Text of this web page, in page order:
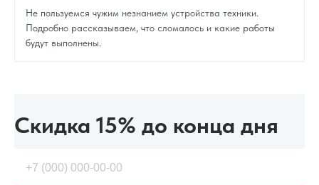
Не пользуемся чужим незнанием устройства техники.
Подробно рассказываем, что сломалось и какие работы
будут выполнены.
Скидка 15% до конца дня